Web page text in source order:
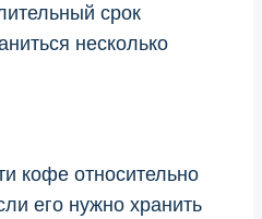
срок
несколько
кофе относительно
его нужно хранить